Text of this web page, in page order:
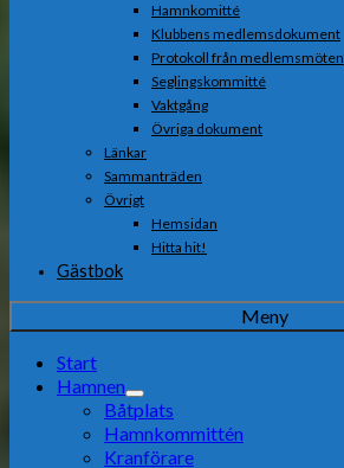
Hamnkomitté
Klubbens medlemsdokument
Protokoll från medlemsmöten
Seglingskommitté
Vaktgång
Övriga dokument
Länkar
Sammanträden
Övrigt
Hemsidan
Hitta hit!
Gästbok
Meny
Start
Hamnen
Båtplats
Hamnkommittén
Kranförare